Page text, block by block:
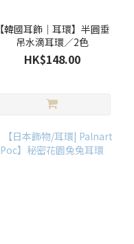
【韓國耳飾｜耳環】半圓垂
吊水滴耳環／2色
HK$148.00